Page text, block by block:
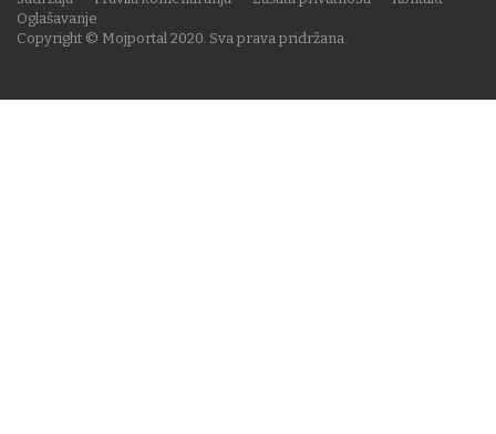
Copyright © Mojportal 2020. Sva prava pridržana.
Oglašavanje